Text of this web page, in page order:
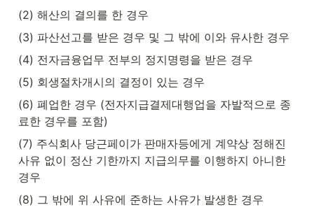
(2) 해산의 결의를 한 경우
(3) 파산선고를 받은 경우 및 그 밖에 이와 유사한 경우
(4) 전자금융업무 전부의 정지명령을 받은 경우
(5) 회생절차개시의 결정이 있는 경우
(6) 폐업한 경우 (전자지급결제대행업을 자발적으로 종
료한 경우를 포함)
(7) 주식회사 당근페이가 판매자등에게 계약상 정해진
사유 없이 정산 기한까지 지급의무를 이행하지 아니한
경우
(8) 그 밖에 위 사유에 준하는 사유가 발생한 경우